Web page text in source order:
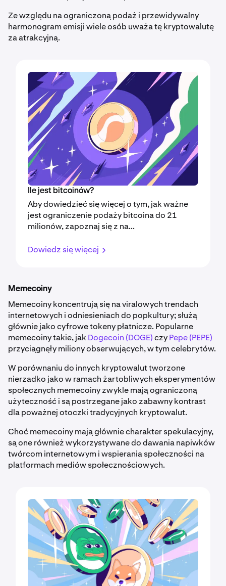
Ze względu na ograniczoną podaż i przewidywalny
harmonogram emisji wiele osób uważa tę kryptowalutę
za atrakcyjną.
Ile jest bitcoinów?
Aby dowiedzieć się więcej o tym, jak ważne
jest ograniczenie podaży bitcoina do 21
milionów, zapoznaj się z na...
Dowiedz się więcej
Memecoiny
Memecoiny koncentrują się na viralowych trendach
internetowych i odniesieniach do popkultury; służą
głównie jako cyfrowe tokeny płatnicze. Popularne
memecoiny takie, jak Dogecoin (DOGE)czyPepe (PEPE)
przyciągnęły miliony obserwujących, w tym celebrytów.
W porównaniu do innych kryptowalut tworzone
nierzadko jako w ramach żartobliwych eksperymentów
społecznych memecoiny zwykle mają ograniczoną
użyteczność i są postrzegane jako zabawny kontrast
dla poważnej otoczki tradycyjnych kryptowalut.
Choć memecoiny mają głównie charakter spekulacyjny,
są one również wykorzystywane do dawania napiwków
twórcom internetowym i wspierania społeczności na
platformach mediów społecznościowych.